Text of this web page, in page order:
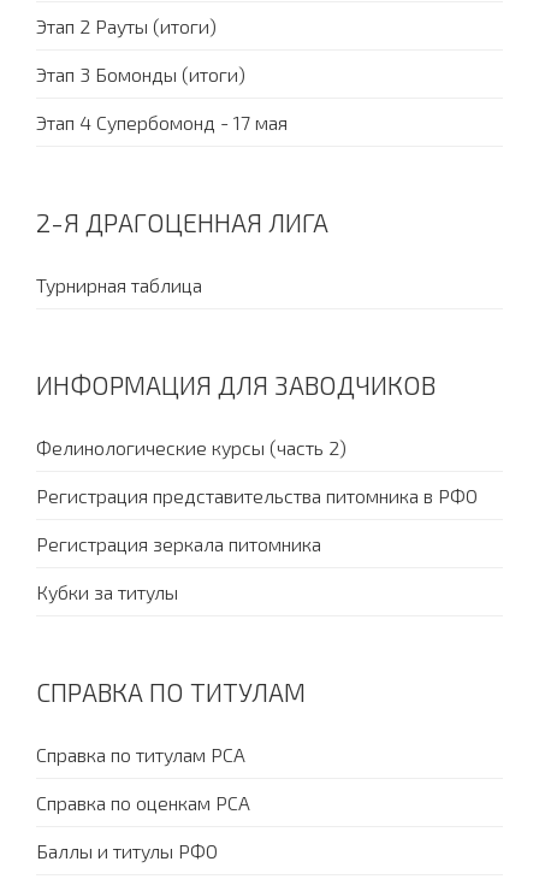
Этап 2 Рауты (итоги)
Этап 3 Бомонды (итоги)
Этап 4 Супербомонд - 17 мая
2-Я ДРАГОЦЕННАЯ ЛИГА
Турнирная таблица
ИНФОРМАЦИЯ ДЛЯ ЗАВОДЧИКОВ
Фелинологические курсы (часть 2)
Регистрация представительства питомника в РФО
Регистрация зеркала питомника
Кубки за титулы
СПРАВКА ПО ТИТУЛАМ
Справка по титулам PCA
Справка по оценкам PCA
Баллы и титулы РФО